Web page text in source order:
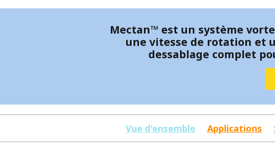
SUÈDE
Mectan™ est un système
une vitesse de rotation et
dessablage complet
Vue d'ensemble Applications